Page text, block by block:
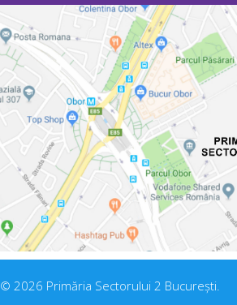
© 2026 Primăria Sectorului 2 București.